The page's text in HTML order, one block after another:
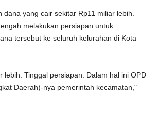
dana yang cair sekitar Rp11 miliar lebih.
melakukan persiapan untuk
tersebut ke seluruh kelurahan di Kota
lebih. Tinggal persiapan. Dalam hal ini OPD
Daerah)-nya pemerintah kecamatan,"